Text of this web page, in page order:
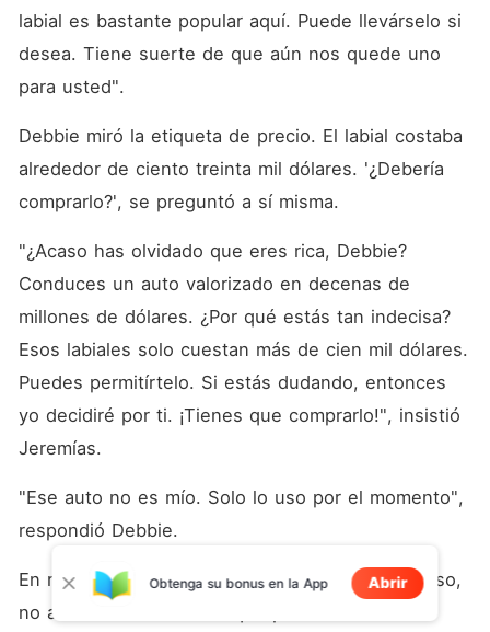
labial es bastante popular aquí. Puede llevárselo si
desea. Tiene suerte de que aún nos quede uno
para usted".
Debbie miró la etiqueta de precio. El labial costaba
alrededor de ciento treinta mil dólares. '¿Debería
comprarlo?', se preguntó a sí misma.
"¿Acaso has olvidado que eres rica, Debbie?
Conduces un auto valorizado en decenas de
millones de dólares. ¿Por qué estás tan indecisa?
Esos labiales solo cuestan más de cien mil dólares.
Puedes permitírtelo. Si estás dudando, entonces
yo decidiré por ti. ¡Tienes que comprarlo!", insistió
Jeremías.
"Ese auto no es mío. Solo lo uso por el momento",
respondió Debbie.
En realidad, el vehículo le pertenecía a su esposo,
no a ella. No tenía nada que presumir.
Obtenga su bonus en la App Abrir